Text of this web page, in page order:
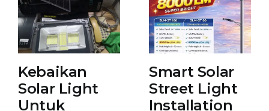
Kebaikan
Solar Light
Untuk
Smart Solar
Street Light
Installation